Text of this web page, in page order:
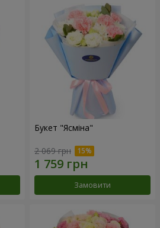
Букет "Ясміна"
2 069 грн
Замовити